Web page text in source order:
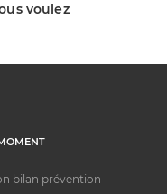
voulez
bilan prévention